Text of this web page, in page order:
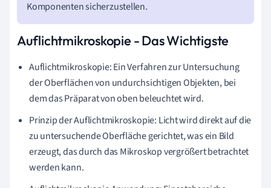
Komponenten sicherzustellen.
Auflichtmikroskopie - Das Wichtigste
Auflichtmikroskopie: Ein Verfahren zur Untersuchung
der Oberflächen von undurchsichtigen Objekten, bei
dem das Präparat von oben beleuchtet wird.
Prinzip der Auflichtmikroskopie: Licht wird direkt auf die
zu untersuchende Oberfläche gerichtet, was ein Bild
erzeugt, das durch das Mikroskop vergrößert betrachtet
werden kann.